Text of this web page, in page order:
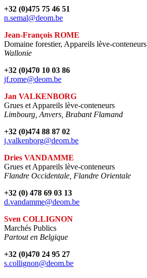
+32 (0)475 75 46 51
n.semal@deom.be
Jean-François ROME
Domaine forestier, Appareils lève-conteneurs
Wallonie
+32 (0)470 10 03 86
jf.rome@deom.be
Jan VALKENBORG
Grues et Appareils lève-conteneurs
Limbourg, Anvers, Brabant Flamand
+32 (0)474 88 87 02
j.valkenborg@deom.be
Dries VANDAMME
Grues et Appareils lève-conteneurs
Flandre Occidentale, Flandre Orientale
+32 (0) 478 69 03 13
d.vandamme@deom.be
Sven COLLIGNON
Marchés Publics
Partout en Belgique
+32 (0)470 24 95 27
s.collignon@deom.be